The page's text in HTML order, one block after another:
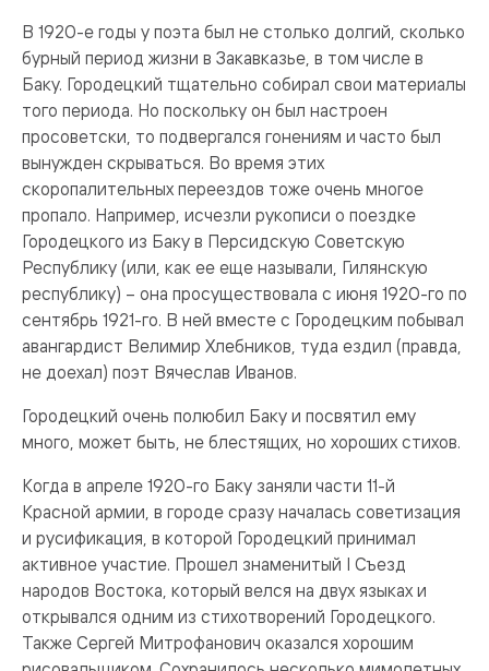
В 1920-е годы у поэта был не столько долгий, сколько
бурный период жизни в Закавказье, в том числе в
Баку. Городецкий тщательно собирал свои материалы
того периода. Но поскольку он был настроен
просоветски, то подвергался гонениям и часто был
вынужден скрываться. Во время этих
скоропалительных переездов тоже очень многое
пропало. Например, исчезли рукописи о поездке
Городецкого из Баку в Персидскую Советскую
Республику (или, как ее еще называли, Гилянскую
республику) – она просуществовала с июня 1920-го по
сентябрь 1921-го. В ней вместе с Городецким побывал
авангардист Велимир Хлебников, туда ездил (правда,
не доехал) поэт Вячеслав Иванов.
Городецкий очень полюбил Баку и посвятил ему
много, может быть, не блестящих, но хороших стихов.
Когда в апреле 1920-го Баку заняли части 11-й
Красной армии, в городе сразу началась советизация
и русификация, в которой Городецкий принимал
активное участие. Прошел знаменитый I Съезд
народов Востока, который велся на двух языках и
открывался одним из стихотворений Городецкого.
Также Сергей Митрофанович оказался хорошим